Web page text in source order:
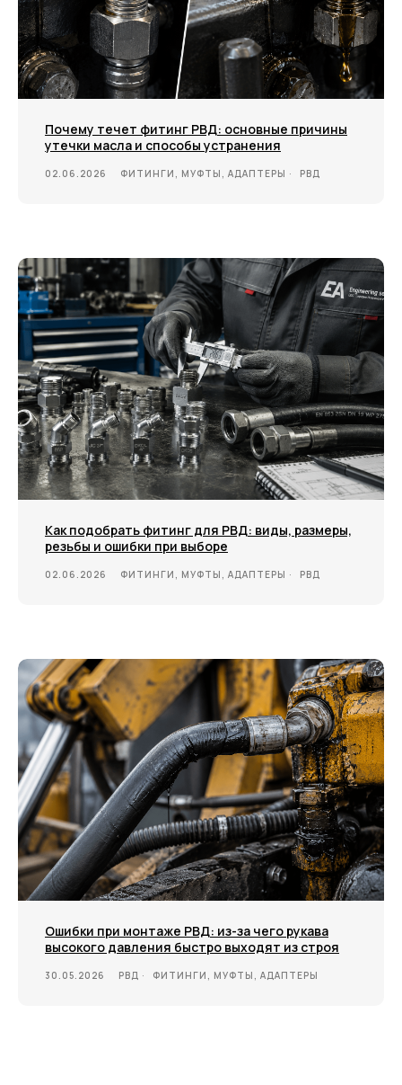
Почему течет фитинг РВД: основные причины
утечки масла и способы устранения
02.06.2026 ФИТИНГИ, МУФТЫ, АДАПТЕРЫ РВД
Как подобрать фитинг для РВД: виды, размеры,
резьбы и ошибки при выборе
02.06.2026 ФИТИНГИ, МУФТЫ, АДАПТЕРЫ РВД
Ошибки при монтаже РВД: из-за чего рукава
высокого давления быстро выходят из строя
30.05.2026 РВД ФИТИНГИ, МУФТЫ, АДАПТЕРЫ
© Евразия Инжиниринг
Сервис 2022-2026 Разработка сайта